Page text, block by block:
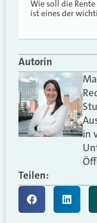
Wie soll die
ist eines der
Autorin
in
Teilen: